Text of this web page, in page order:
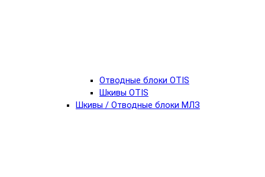
Отводные блоки OTIS
Шкивы OTIS
Шкивы / Отводные блоки МЛЗ